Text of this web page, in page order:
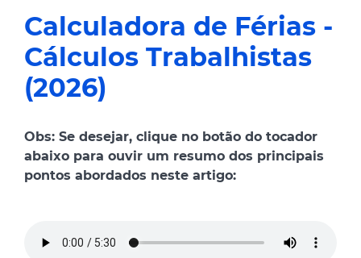
Calculadora de Férias -
Cálculos Trabalhistas
(2026)
Obs: Se desejar, clique no botão do tocador
abaixo para ouvir um resumo dos principais
pontos abordados neste artigo: